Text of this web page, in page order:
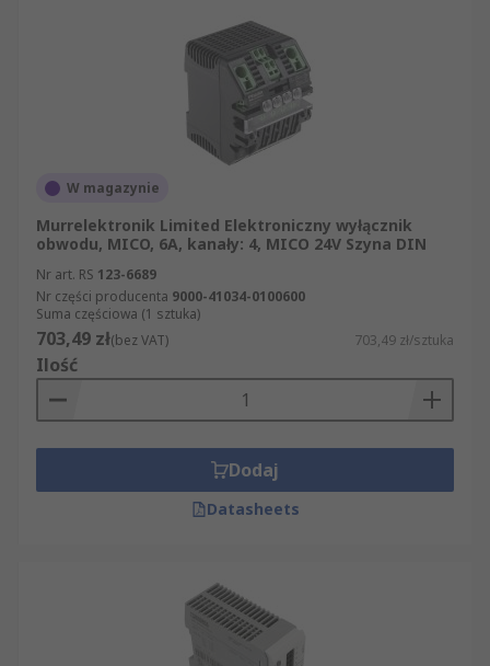
W magazynie
Murrelektronik Limited Elektroniczny wyłącznik
obwodu, MICO, 6A, kanały: 4, MICO 24V Szyna DIN
Nr art. RS 123-6689
Nr części producenta 9000-41034-0100600
Suma częściowa (1 sztuka)
703,49 zł(bez VAT) 703,49 zł/sztuka
Ilość
Dodaj
Datasheets